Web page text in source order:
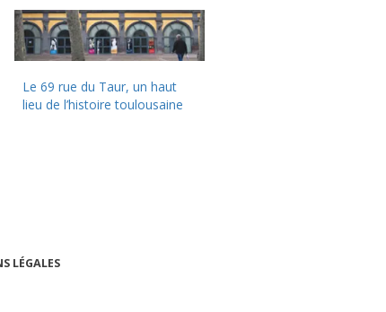
Le 69 rue du Taur, un haut
lieu de l’histoire toulousaine
LÉGALES